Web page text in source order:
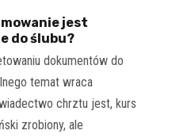
jest
do ślubu?
dokumentów do
temat wraca
chrztu jest, kurs
zrobiony, ale